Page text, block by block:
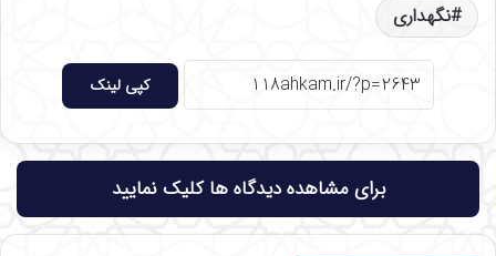
نگهداری
کپی لینک
برای مشاهده دیدگاه ها کلیک نمایید